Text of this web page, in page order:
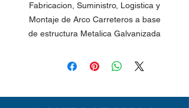
Fabricacion, Suministro, Logistica y
Montaje de Arco Carreteros a base
de estructura Metalica Galvanizada
construido en funcion de la Norma